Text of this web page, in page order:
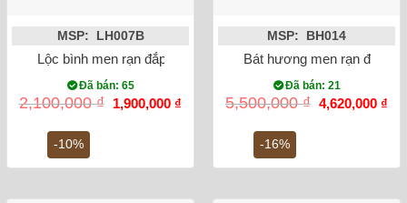
-10%
MSP: LH007B
Lộc bình men rạn đắp nổi công đào miệng lượn 32cm
Đã bán: 65
2,100,000₫
Giá
gốc
1,900,000 ₫
1,900,000 ₫.
-16%
MSP: BH014
Bát hương men rạn đắp
Đã bán: 21
5,500,000₫ Giá
gốc
4,620,000 ₫